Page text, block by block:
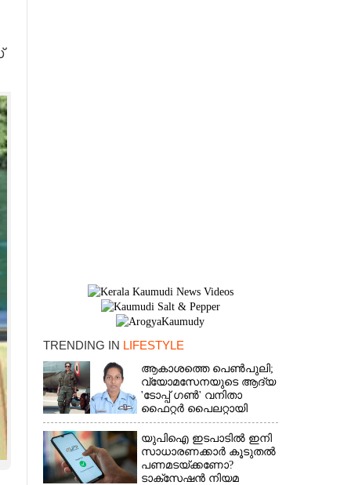
TRENDING IN LIFESTYLE
ആകാശത്തെ പെൺപുലി;
വ്യോമസേനയുടെ ആദ്യ
'ടോപ്പ് ഗൺ' വനിതാ
ഫൈറ്റർ പൈലറ്റായി
ഭാവന
യുപിഐ ഇടപാടിൽ ഇനി
സാധാരണക്കാർ കൂടുതൽ
പണമടയ്‌ക്കണോ?​
ടാക്‌സേഷൻ നിയമ